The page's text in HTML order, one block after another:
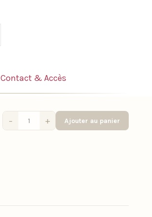
Contact & Accès
− + Ajouter au panier